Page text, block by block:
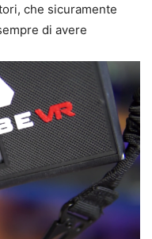
che sicuramente
di avere